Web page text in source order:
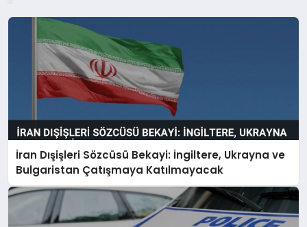
İran Dışişleri Sözcüsü Bekayi: İngiltere, Ukrayna ve
Bulgaristan Çatışmaya Katılmayacak